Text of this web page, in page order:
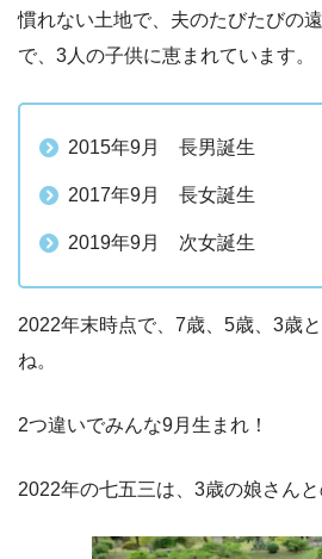
慣れない土地で、夫のたびたびの
で、3人の子供に恵まれています。
2015年9月 長男誕生
2017年9月 長女誕生
2019年9月 次女誕生
2022年末時点で、7歳、5歳、3歳
ね。
2つ違いでみんな9月生まれ！
2022年の七五三は、3歳の娘さんと